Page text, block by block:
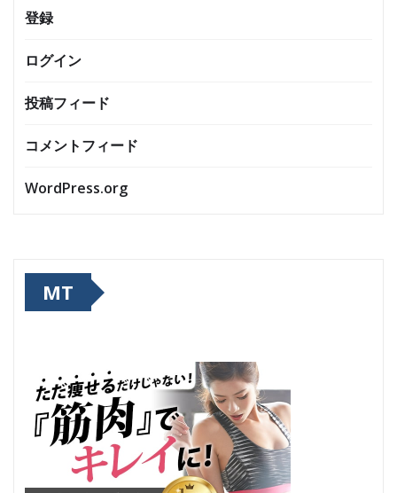
登録
ログイン
投稿フィード
コメントフィード
WordPress.org
MT